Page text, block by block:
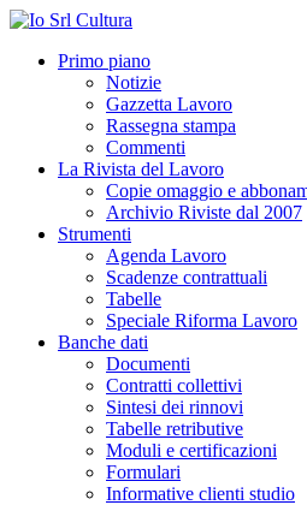
Primo piano
Notizie
Gazzetta Lavoro
Rassegna stampa
Commenti
La Rivista del Lavoro
Copie omaggio e
Archivio Riviste dal 2007
Strumenti
Agenda Lavoro
Scadenze contrattuali
Tabelle
Speciale Riforma Lavoro
Banche dati
Documenti
Contratti collettivi
Sintesi dei rinnovi
Tabelle retributive
Moduli e certificazioni
Formulari
Informative clienti studio